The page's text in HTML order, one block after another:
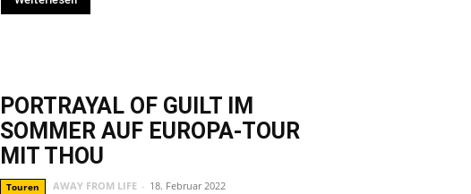
PORTRAYAL OF GUILT IM
SOMMER AUF EUROPA-TOUR
MIT THOU
Touren AWAY FROM LIFE - 18. Februar 2022